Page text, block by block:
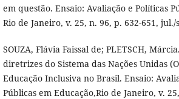
em questão. Ensaio: Avaliação e Políticas
Rio de Janeiro, v. 25, n. 96, p. 632-651, jul./
SOUZA, Flávia Faissal de; PLETSCH,
diretrizes do Sistema das Nações Unidas
Educação Inclusiva no Brasil. Ensaio:
Públicas em Educação,Rio de Janeiro, v.